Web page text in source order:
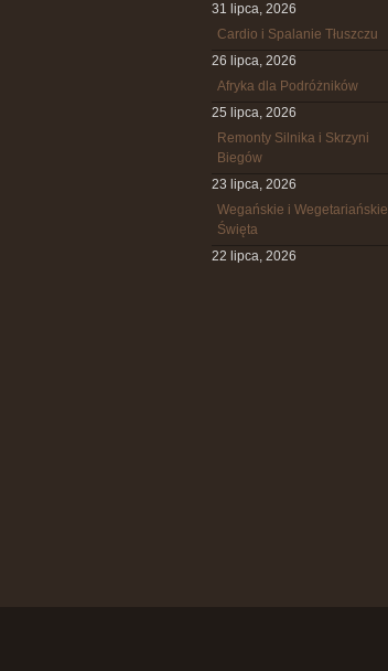
31 lipca, 2026
Cardio i Spalanie Tłuszczu
26 lipca, 2026
Afryka dla Podróżników
25 lipca, 2026
Remonty Silnika i Skrzyni
Biegów
23 lipca, 2026
Wegańskie i Wegetariańskie
Święta
22 lipca, 2026